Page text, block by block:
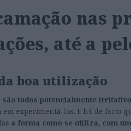
nas
até a
boa utilização
são todos potencialmente
em experimentá-los. E há de facto
a forma como se utiliza, com